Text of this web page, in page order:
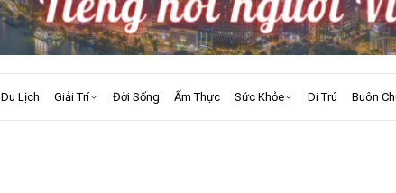
Du Lịch Giải Trí Đời Sống Ẩm Thực Sức Khỏe Di Trú Buôn